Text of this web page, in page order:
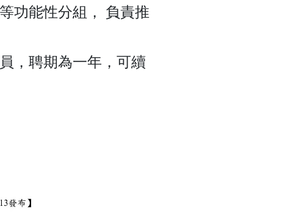
功能性分組， 負責推
，聘期為一年，可續